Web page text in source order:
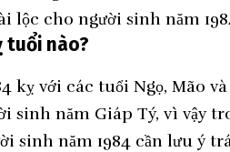
lộc cho người sinh năm
tuổi nào?
kỵ với các tuổi Ngọ, Mão
sinh năm Giáp Tý, vì vậy
sinh năm 1984 cần lưu ý